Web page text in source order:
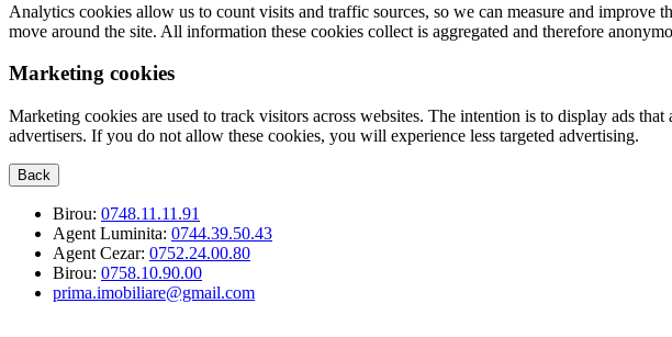
Analytics cookies allow us to count visits and traffic sources, so we can measure and
move around the site. All information these cookies collect is aggregated and therefore
Marketing cookies
Marketing cookies are used to track visitors across websites. The intention is to display ads
advertisers. If you do not allow these cookies, you will experience less targeted advertising.
Back
Birou: 0748.11.11.91
Agent Luminita: 0744.39.50.43
Agent Cezar: 0752.24.00.80
Birou: 0758.10.90.00
prima.imobiliare@gmail.com